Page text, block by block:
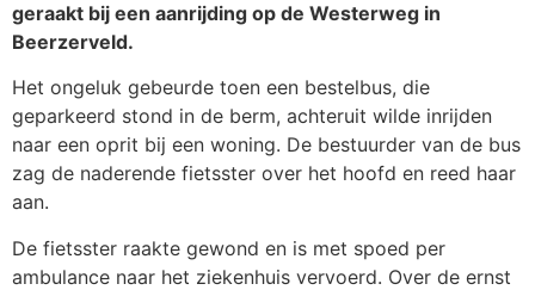
geraakt bij een aanrijding op de Westerweg in
Beerzerveld.
Het ongeluk gebeurde toen een bestelbus, die
geparkeerd stond in de berm, achteruit wilde inrijden
naar een oprit bij een woning. De bestuurder van de bus
zag de naderende fietsster over het hoofd en reed haar
aan.
De fietsster raakte gewond en is met spoed per
ambulance naar het ziekenhuis vervoerd. Over de ernst